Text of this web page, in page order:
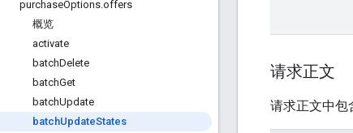
purchaseOptions.offers
概览
activate
batchDelete
batchGet
batchUpdate
batchUpdateStates
请求正文
请求正文中包